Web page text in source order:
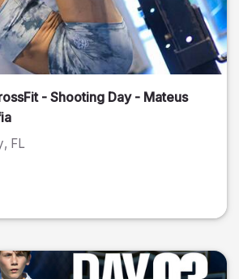
- Shooting Day - Mateus
, FL